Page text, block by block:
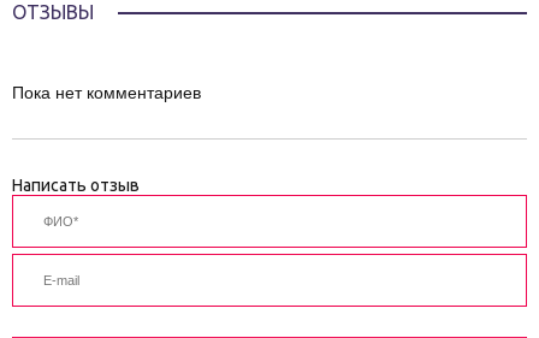
ОТЗЫВЫ
Пока нет комментариев
Написать отзыв